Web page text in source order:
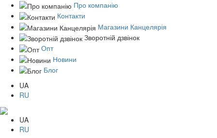
Про компанію
Контакти
Магазини Канцелярія
Зворотній дзвінок
Опт
Новини
Блог
UA
RU
UA
RU